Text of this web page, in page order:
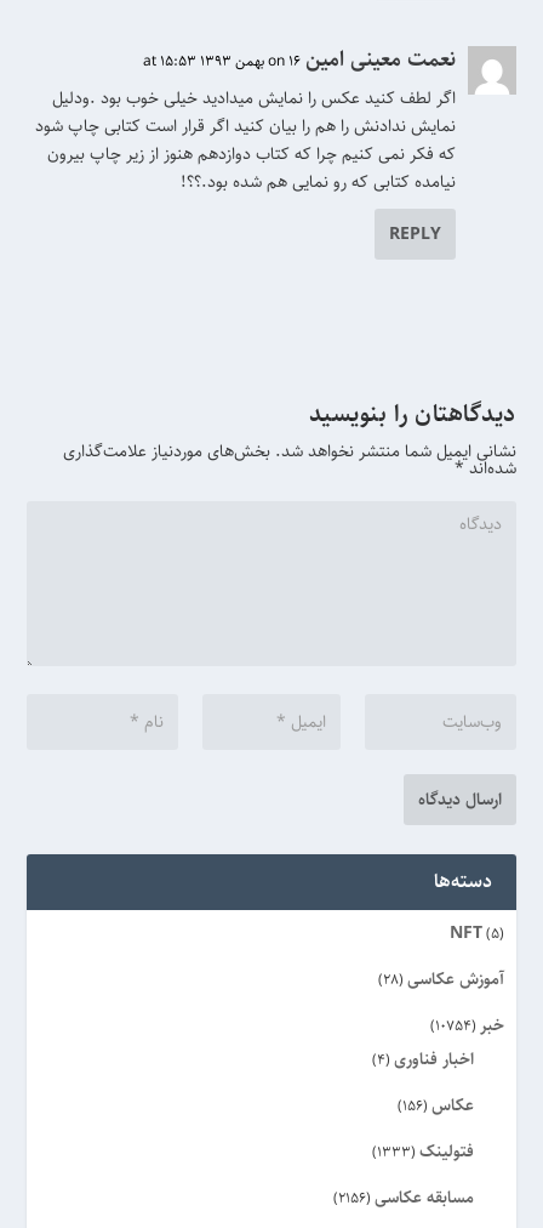
نعمت معینی امین on 16 بهمن 1393 at 15:53
اگر لطف کنید عکس را نمایش میدادید خیلی خوب بود .ودلیل
نمایش ندادنش را هم را بیان کنید اگر قرار است کتابی چاپ شود
که فکر نمی کنیم چرا که کتاب دوازدهم هنوز از زیر چاپ بیرون
نیامده کتابی که رو نمایی هم شده بود.؟؟!
REPLY
دیدگاهتان را بنویسید
نشانی ایمیل شما منتشر نخواهد شد. بخش‌های موردنیاز علامت‌گذاری
شده‌اند*
دسته‌ها
NFT(5)
آموزش عکاسی (28)
خبر (10754)
اخبار فناوری (4)
عکاس (156)
فتولینک (1333)
مسابقه عکاسی (2156)